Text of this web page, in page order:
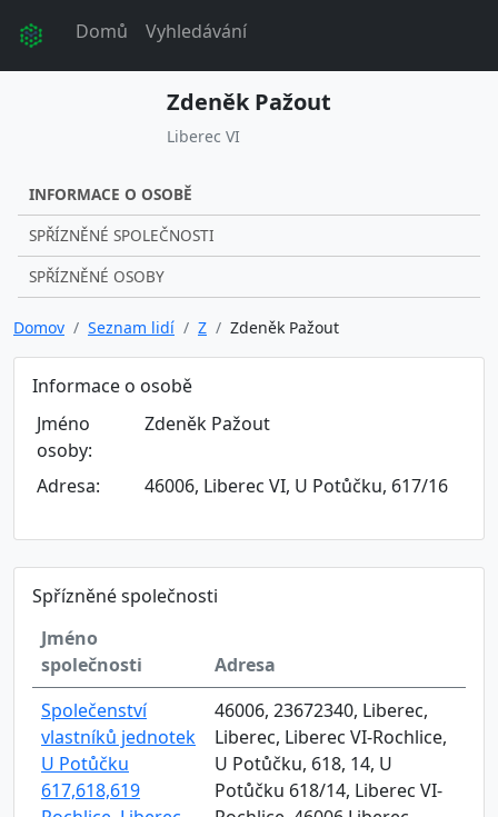
Domů Vyhledávání
Zdeněk Pažout
Liberec VI
INFORMACE O OSOBĚ
SPŘÍZNĚNÉ SPOLEČNOSTI
SPŘÍZNĚNÉ OSOBY
Domov Seznam lidí Z Zdeněk Pažout
Informace o osobě
Jméno
osoby:
Zdeněk Pažout
Adresa: 46006, Liberec VI, U Potůčku, 617/16
Spřízněné společnosti
Jméno
společnosti
Adresa
Společenství
vlastníků jednotek
U Potůčku
617,618,619
46006, 23672340, Liberec,
Liberec, Liberec VI-Rochlice,
U Potůčku, 618, 14, U
Potůčku 618/14, Liberec VI-